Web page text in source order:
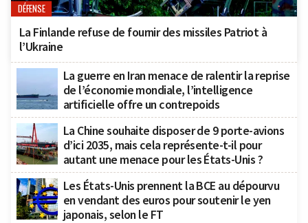
DÉFENSE
La Finlande refuse de fournir des missiles Patriot à
l’Ukraine
La guerre en Iran menace de ralentir la reprise
de l’économie mondiale, l’intelligence
artificielle offre un contrepoids
La Chine souhaite disposer de 9 porte-avions
d’ici 2035, mais cela représente-t-il pour
autant une menace pour les États-Unis ?
Les États-Unis prennent la BCE au dépourvu
en vendant des euros pour soutenir le yen
japonais, selon le FT